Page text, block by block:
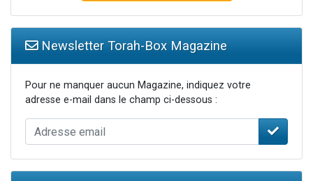
Newsletter Torah-Box Magazine
Pour ne manquer aucun Magazine, indiquez votre
adresse e-mail dans le champ ci-dessous :